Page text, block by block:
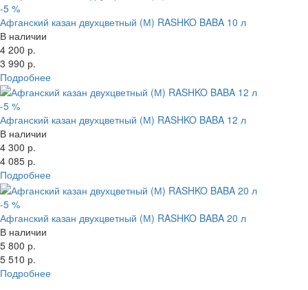
-5 %
Афганский казан двухцветный (М) RASHKO BABA 10 л
В наличии
4 200 р.
3 990 р.
Подробнее
-5 %
Афганский казан двухцветный (М) RASHKO BABA 12 л
В наличии
4 300 р.
4 085 р.
Подробнее
-5 %
Афганский казан двухцветный (М) RASHKO BABA 20 л
В наличии
5 800 р.
5 510 р.
Подробнее